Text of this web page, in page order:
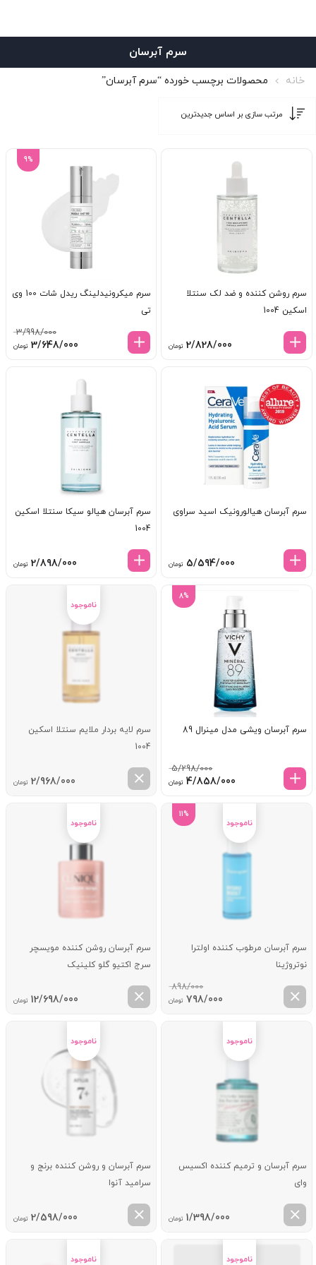
سرم آبرسان
خانه محصولات برچسب خورده “سرم آبرسان”
سرم روشن کننده و ضد لک سنتلا
اسکین 1004
2/828/000 تومان
9%
سرم میکرونیدلینگ ریدل شات 100 وی
تی
3/998/000
قیمت
3/648/000 تومان
سرم آبرسان هیالورونیک اسید سراوی
5/594/000 تومان
سرم آبرسان هیالو سیکا سنتلا اسکین
1004
2/898/000 تومان
8%
سرم آبرسان ویشی مدل مینرال 89
5/298/000
قیمت
5/298/000 تومان
بود.
4/858/000 تومانقیمت
فعلی:
سرم لایه بردار ملایم سنتلا اسکین
1004
2/968/000 تومان
11%
سرم آبرسان مرطوب کننده اولترا
نوتروژینا
898/000
قیمت
798/000 تومانقیمت
فعلی:
سرم آبرسان روشن کننده مویسچر
سرج اکتیو گلو کلینیک
12/698/000 تومان
سرم آبرسان و ترمیم کننده اکسیس
وای
1/398/000 تومان
سرم آبرسان و روشن کننده برنج و
سرامید آنوا
2/598/000 تومان